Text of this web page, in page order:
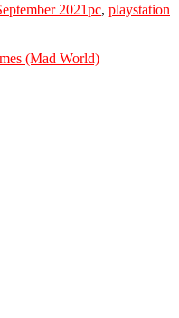
2021pc, playstation
(Mad World)